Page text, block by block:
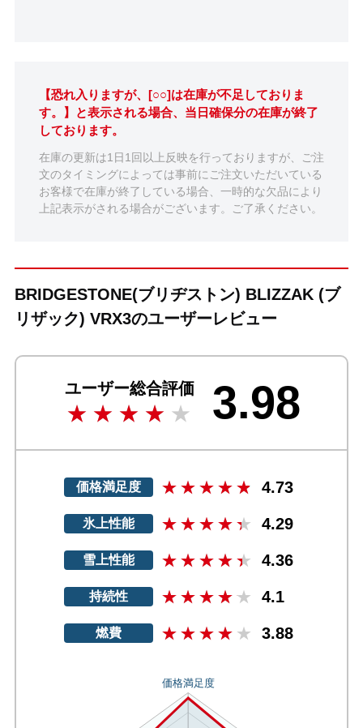
【恐れ入りますが、[○○]は在庫が不足しておりま
す。】と表示される場合、当日確保分の在庫が終了
しております。
在庫の更新は1日1回以上反映を行っておりますが、ご注
文のタイミングによっては事前にご注文いただいている
お客様で在庫が終了している場合、一時的な欠品により
上記表示がされる場合がございます。ご了承ください。
BRIDGESTONE(ブリヂストン) BLIZZAK (ブ
リザック) VRX3のユーザーレビュー
ユーザー総合評価 3.98
価格満足度 4.73
氷上性能 4.29
雪上性能 4.36
持続性 4.1
燃費 3.88